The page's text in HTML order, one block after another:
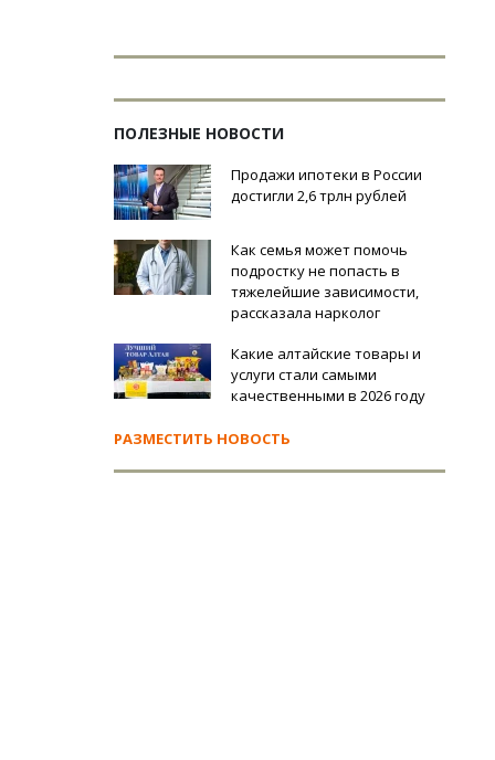
ПОЛЕЗНЫЕ НОВОСТИ
Продажи ипотеки в России
достигли 2,6 трлн рублей
Как семья может помочь
подростку не попасть в
тяжелейшие зависимости,
рассказала нарколог
Какие алтайские товары и
услуги стали самыми
качественными в 2026 году
РАЗМЕСТИТЬ НОВОСТЬ